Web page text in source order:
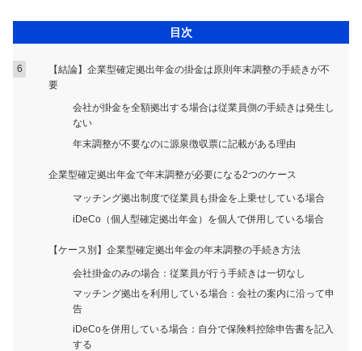
業務代行契約
経営知識発信
業種別サポート
目次
【結論】企業型確定拠出年金の掛金は原則年末調整の手続きが不
要
会社が掛金を全額拠出する場合は従業員側の手続きは発生し
ない
年末調整が不要なのに源泉徴収票に記載がある理由
企業型確定拠出年金で年末調整が必要になる2つのケース
マッチング拠出制度で従業員も掛金を上乗せしている場合
iDeCo（個人型確定拠出年金）を個人で併用している場合
【ケース別】企業型確定拠出年金の年末調整の手続き方法
会社掛金のみの場合：従業員が行う手続きは一切なし
マッチング拠出を利用している場合：会社の案内に沿って申
告
iDeCoを併用している場合：自分で保険料控除申告書を記入
する